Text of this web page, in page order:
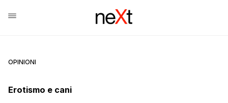
OPINIONI
Erotismo e cani